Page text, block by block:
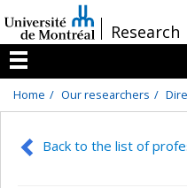
au
contenu
/Research
Menu
Home Our researchers
Back to the list of